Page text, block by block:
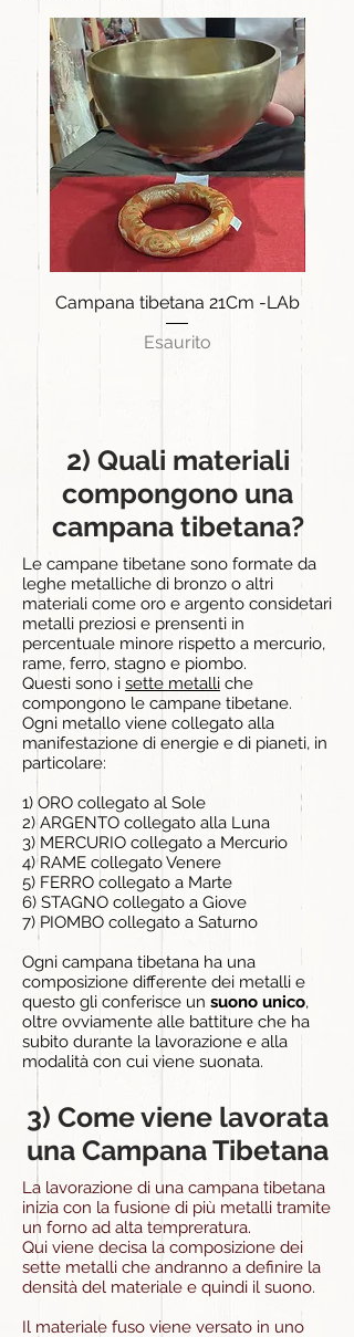
Campana tibetana 21Cm -LAb
Esaurito
2) Quali materiali
compongono una
campana tibetana?
Le campane tibetane sono formate da
leghe metalliche di bronzo o altri
materiali come oro e argento considetari
metalli preziosi e prensenti in
percentuale minore rispetto a mercurio,
rame, ferro, stagno e piombo.
Questi sono i sette metalli che
compongono le campane tibetane.
Ogni metallo viene collegato alla
manifestazione di energie e di pianeti, in
particolare:
1) ORO collegato al Sole
2) ARGENTO collegato alla Luna
3) MERCURIO collegato a Mercurio
4) RAME collegato Venere
5) FERRO collegato a Marte
6) STAGNO collegato a Giove
7) PIOMBO collegato a Saturno
Ogni campana tibetana ha una
composizione differente dei metalli e
questo gli conferisce un suono unico,
oltre ovviamente alle battiture che ha
subito durante la lavorazione e alla
modalità con cui viene suonata.
3) Come viene lavorata
una Campana Tibetana
La lavorazione di una campana tibetana
inizia con la fusione di più metalli tramite
un forno ad alta tempreratura.
Qui viene decisa la composizione dei
sette metalli che andranno a definire la
densità del materiale e quindi il suono.
Il materiale fuso viene versato in uno